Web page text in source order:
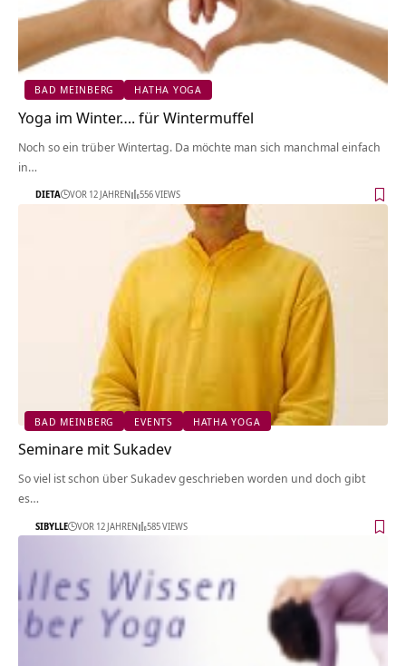
BAD MEINBERG HATHA YOGA
Yoga im Winter…. für Wintermuffel
Noch so ein trüber Wintertag. Da möchte man sich manchmal einfach
in…
DIETA VOR 12 JAHREN 556 VIEWS
BAD MEINBERG EVENTS HATHA YOGA
Seminare mit Sukadev
So viel ist schon über Sukadev geschrieben worden und doch gibt
es…
SIBYLLE VOR 12 JAHREN 585 VIEWS